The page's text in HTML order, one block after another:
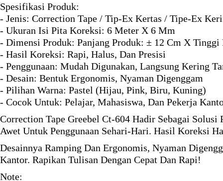
Spesifikasi Produk:
- Jenis: Correction Tape / Tip-Ex Kertas / Tipe-Ex
- Ukuran Isi Pita Koreksi: 6 Meter X 6 Mm
- Dimensi Produk: Panjang Produk: ± 12 Cm X Tinggi
- Hasil Koreksi: Rapi, Halus, Dan Presisi
- Penggunaan: Mudah Digunakan, Langsung Kering
- Desain: Bentuk Ergonomis, Nyaman Digenggam
- Pilihan Warna: Pastel (Hijau, Pink, Biru, Kuning)
- Cocok Untuk: Pelajar, Mahasiswa, Dan Pekerja
Correction Tape Greebel Ct-604 Hadir Sebagai
Awet Untuk Penggunaan Sehari-Hari. Hasil Koreksi
Desainnya Ramping Dan Ergonomis, Nyaman
Kantor. Rapikan Tulisan Dengan Cepat Dan Rapi!
Note: